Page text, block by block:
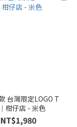
台灣限定LOGO T
柑仔店 - 米色
NT$1,980